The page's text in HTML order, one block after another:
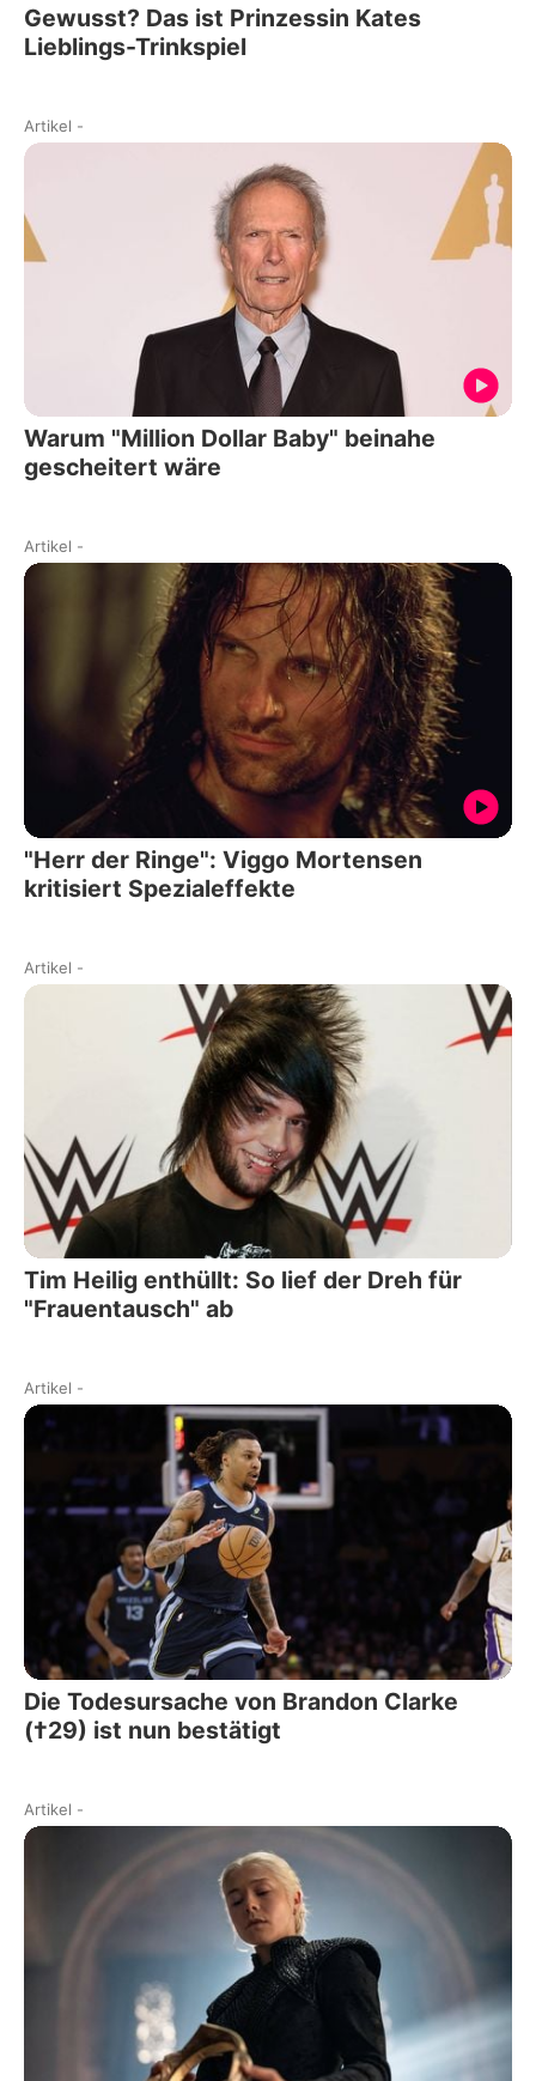
Gewusst? Das ist Prinzessin Kates
Lieblings-Trinkspiel
Artikel -
Warum "Million Dollar Baby" beinahe
gescheitert wäre
Artikel -
"Herr der Ringe": Viggo Mortensen
kritisiert Spezialeffekte
Artikel -
Tim Heilig enthüllt: So lief der Dreh für
"Frauentausch" ab
Artikel -
Die Todesursache von Brandon Clarke
(†29) ist nun bestätigt
Artikel -